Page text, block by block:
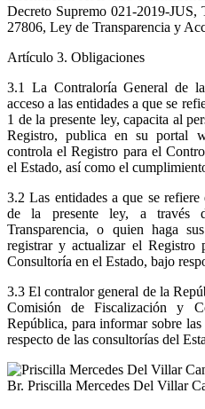
Decreto Supremo 021-2019-
27806, Ley de Transparencia y
Artículo 3. Obligaciones
3.1 La Contraloría General de
acceso a las entidades a que se
1 de la presente ley, capacita al
Registro, publica en su portal
controla el Registro para el
el Estado, así como el
3.2 Las entidades a que se
de la presente ley, a través
Transparencia, o quien haga
registrar y actualizar el Registro
Consultoría en el Estado, bajo
3.3 El contralor general de la
Comisión de Fiscalización y
República, para informar sobre
respecto de las consultorías del
Br. Priscilla Mercedes Del Villar